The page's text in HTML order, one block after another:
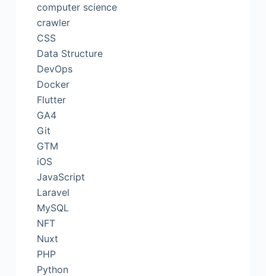
computer science
crawler
CSS
Data Structure
DevOps
Docker
Flutter
GA4
Git
GTM
iOS
JavaScript
Laravel
MySQL
NFT
Nuxt
PHP
Python